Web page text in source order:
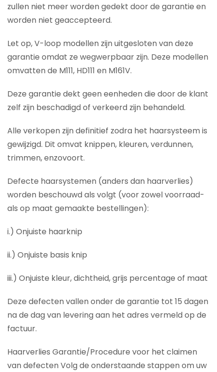
zullen niet meer worden gedekt door de garantie en
worden niet geaccepteerd.
Let op, V-loop modellen zijn uitgesloten van deze
garantie omdat ze wegwerpbaar zijn. Deze modellen
omvatten de M111, HD111 en M161V.
Deze garantie dekt geen eenheden die door de klant
zelf zijn beschadigd of verkeerd zijn behandeld.
Alle verkopen zijn definitief zodra het haarsysteem is
gewijzigd. Dit omvat knippen, kleuren, verdunnen,
trimmen, enzovoort.
Defecte haarsystemen (anders dan haarverlies)
worden beschouwd als volgt (voor zowel voorraad-
als op maat gemaakte bestellingen):
i.) Onjuiste haarknip
ii.) Onjuiste basis knip
iii.) Onjuiste kleur, dichtheid, grijs percentage of maat
Deze defecten vallen onder de garantie tot 15 dagen
na de dag van levering aan het adres vermeld op de
factuur.
Haarverlies Garantie/Procedure voor het claimen
van defecten Volg de onderstaande stappen om uw